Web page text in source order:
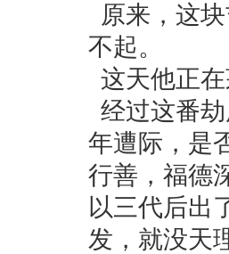
原来，这
不起。
这天他正
经过这番
年遭际，是
行善，福德
以三代后出
发，就没天